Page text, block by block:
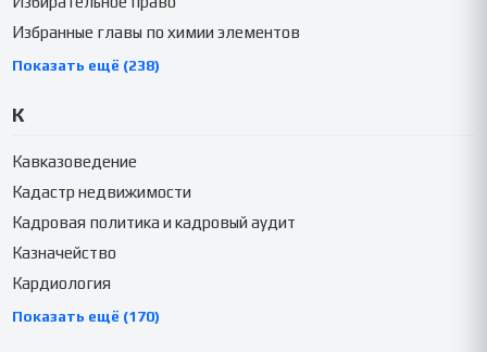
Избранные главы по химии элементов
Показать ещё (238)
К
Кавказоведение
Кадастр недвижимости
Кадровая политика и кадровый аудит
Казначейство
Кардиология
Показать ещё (170)